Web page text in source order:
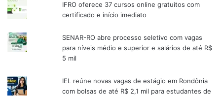
IFRO oferece 37 cursos online gratuitos com
certificado e início imediato
SENAR-RO abre processo seletivo com vagas
para níveis médio e superior e salários de até R$
5 mil
IEL reúne novas vagas de estágio em Rondônia
com bolsas de até R$ 2,1 mil para estudantes de